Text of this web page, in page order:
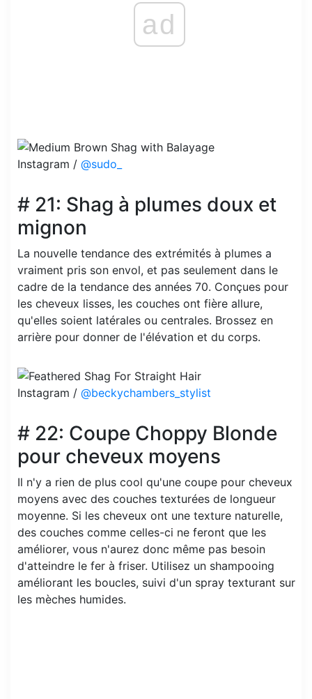
ad
Instagram / @sudo_
# 21: Shag à plumes doux et
mignon
La nouvelle tendance des extrémités à plumes a
vraiment pris son envol, et pas seulement dans le
cadre de la tendance des années 70. Conçues pour
les cheveux lisses, les couches ont fière allure,
qu'elles soient latérales ou centrales. Brossez en
arrière pour donner de l'élévation et du corps.
Instagram / @beckychambers_stylist
# 22: Coupe Choppy Blonde
pour cheveux moyens
Il n'y a rien de plus cool qu'une coupe pour cheveux
moyens avec des couches texturées de longueur
moyenne. Si les cheveux ont une texture naturelle,
des couches comme celles-ci ne feront que les
améliorer, vous n'aurez donc même pas besoin
d'atteindre le fer à friser. Utilisez un shampooing
améliorant les boucles, suivi d'un spray texturant sur
les mèches humides.